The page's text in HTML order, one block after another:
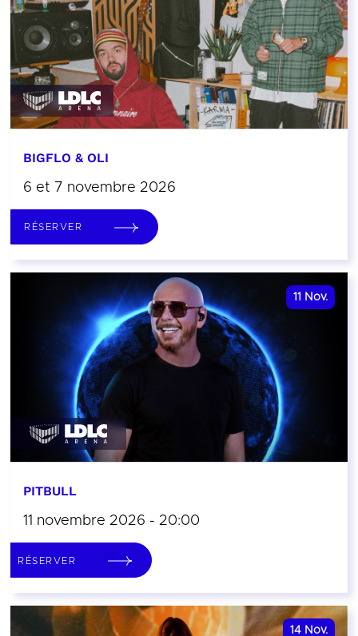
BIGFLO & OLI
6 et 7 novembre 2026
RÉSERVER
11 Nov.
PITBULL
11 novembre 2026 - 20:00
RÉSERVER
14 Nov.